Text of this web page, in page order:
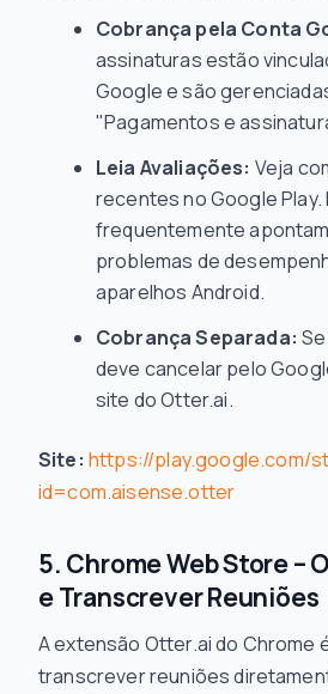
Cobrança pela Conta
assinaturas estão
Google e são
"Pagamentos e
Leia Avaliações: Veja
recentes no Google Play.
frequentemente
problemas de
aparelhos Android.
Cobrança Separada:
deve cancelar pelo
site do Otter.ai.
Site: https://play.google.com/
id=com.aisense.otter
5. Chrome Web Store –
e Transcrever Reuniões
A extensão Otter.ai do Chrome
transcrever reuniões